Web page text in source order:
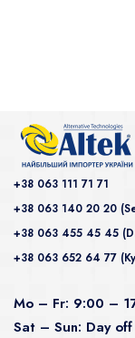
+38 063 111 71 71
+38 063 140 20 20
+38 063 455 45 45
+38 063 652 64 77
Mo – Fr: 9:00 –
Sat – Sun: Day off